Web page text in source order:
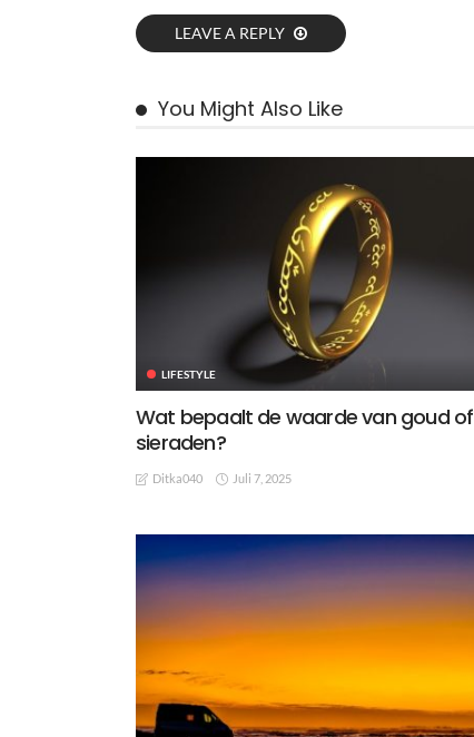
LEAVE A REPLY
You Might Also Like
LIFESTYLE
Wat bepaalt de waarde van goud of
sieraden?
Ditka040 Juli 7, 2025